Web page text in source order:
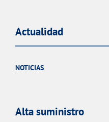
Actualidad
NOTICIAS
Alta suministro